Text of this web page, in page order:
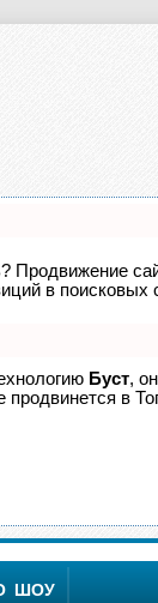
Продвижение
в поисковых
Буст,
в
ШОУ